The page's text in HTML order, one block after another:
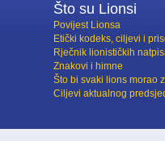
Što su Lionsi
Povijest Lionsa
Etički kodeks, ciljevi i
Rječnik lionističkih
Znakovi i himne
Što bi svaki lions morao
Ciljevi aktualnog